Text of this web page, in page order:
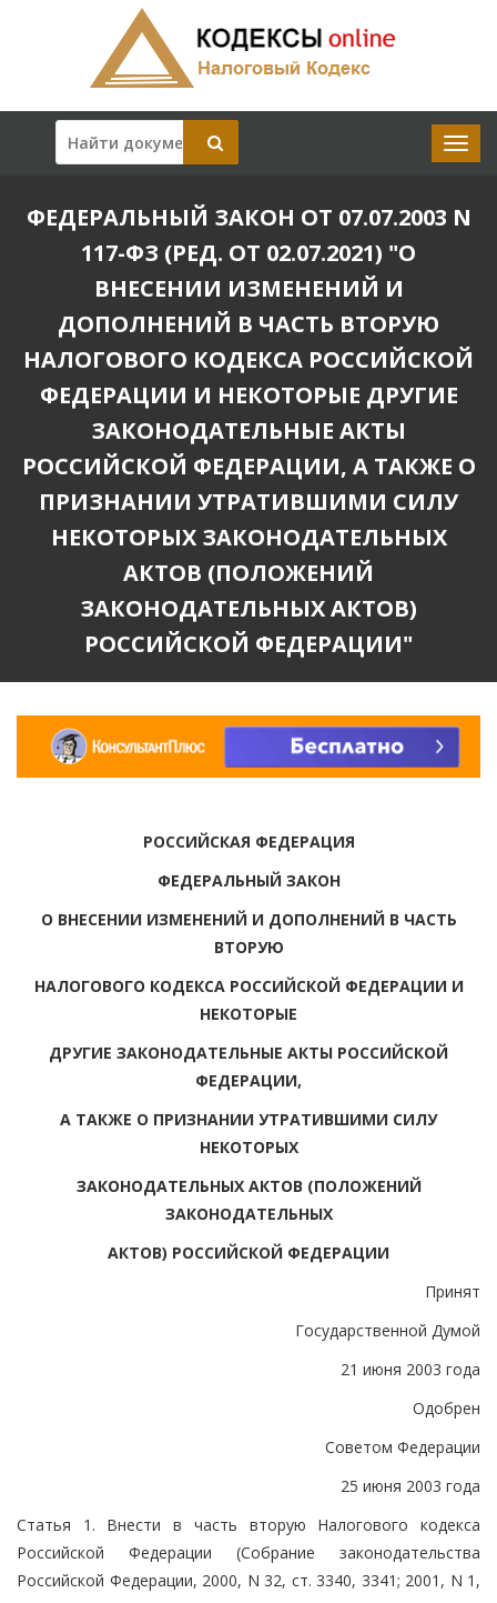
ФЕДЕРАЛЬНЫЙ ЗАКОН ОТ 07.07.2003 N
117-ФЗ (РЕД. ОТ 02.07.2021) "О
ВНЕСЕНИИ ИЗМЕНЕНИЙ И
ДОПОЛНЕНИЙ В ЧАСТЬ ВТОРУЮ
НАЛОГОВОГО КОДЕКСА РОССИЙСКОЙ
ФЕДЕРАЦИИ И НЕКОТОРЫЕ ДРУГИЕ
ЗАКОНОДАТЕЛЬНЫЕ АКТЫ
РОССИЙСКОЙ ФЕДЕРАЦИИ, А ТАКЖЕ О
ПРИЗНАНИИ УТРАТИВШИМИ СИЛУ
НЕКОТОРЫХ ЗАКОНОДАТЕЛЬНЫХ
АКТОВ (ПОЛОЖЕНИЙ
ЗАКОНОДАТЕЛЬНЫХ АКТОВ)
РОССИЙСКОЙ ФЕДЕРАЦИИ"
РОССИЙСКАЯ ФЕДЕРАЦИЯ
ФЕДЕРАЛЬНЫЙ ЗАКОН
О ВНЕСЕНИИ ИЗМЕНЕНИЙ И ДОПОЛНЕНИЙ В ЧАСТЬ
ВТОРУЮ
НАЛОГОВОГО КОДЕКСА РОССИЙСКОЙ ФЕДЕРАЦИИ И
НЕКОТОРЫЕ
ДРУГИЕ ЗАКОНОДАТЕЛЬНЫЕ АКТЫ РОССИЙСКОЙ
ФЕДЕРАЦИИ,
А ТАКЖЕ О ПРИЗНАНИИ УТРАТИВШИМИ СИЛУ
НЕКОТОРЫХ
ЗАКОНОДАТЕЛЬНЫХ АКТОВ (ПОЛОЖЕНИЙ
ЗАКОНОДАТЕЛЬНЫХ
АКТОВ) РОССИЙСКОЙ ФЕДЕРАЦИИ
Принят
Государственной Думой
21 июня 2003 года
Одобрен
Советом Федерации
25 июня 2003 года
Статья 1. Внести в часть вторую Налогового кодекса
Российской Федерации (Собрание законодательства
Российской Федерации, 2000, N 32, ст. 3340, 3341; 2001, N 1,